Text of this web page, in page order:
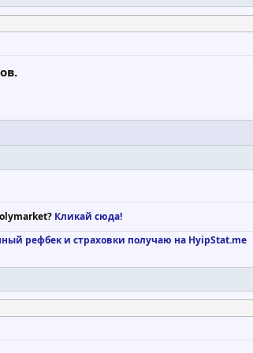
Кликай сюда!
рефбек и страховки получаю на HyipStat.me